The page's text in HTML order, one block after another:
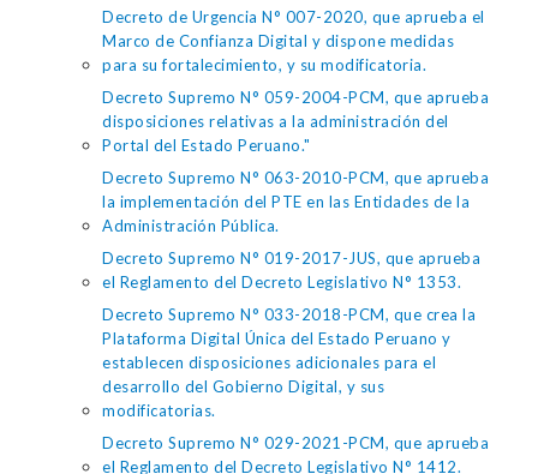
Decreto de Urgencia N° 007-2020, que aprueba el
Marco de Confianza Digital y dispone medidas
para su fortalecimiento, y su modificatoria.
Decreto Supremo N° 059-2004-PCM, que aprueba
disposiciones relativas a la administración del
Portal del Estado Peruano."
Decreto Supremo N° 063-2010-PCM, que aprueba
la implementación del PTE en las Entidades de la
Administración Pública.
Decreto Supremo N° 019-2017-JUS, que aprueba
el Reglamento del Decreto Legislativo N° 1353.
Decreto Supremo N° 033-2018-PCM, que crea la
Plataforma Digital Única del Estado Peruano y
establecen disposiciones adicionales para el
desarrollo del Gobierno Digital, y sus
modificatorias.
Decreto Supremo N° 029-2021-PCM, que aprueba
el Reglamento del Decreto Legislativo N° 1412.